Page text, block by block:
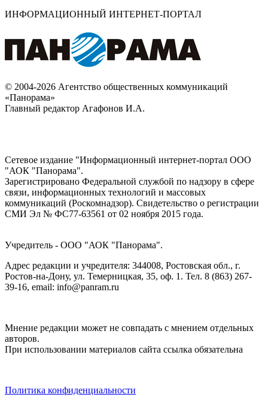
ИНФОРМАЦИОННЫЙ ИНТЕРНЕТ-ПОРТАЛ
© 2004-2026 Агентство общественных коммуникаций
«Панорама»
Главный редактор Агафонов И.А.
Сетевое издание "Информационный интернет-портал ООО
"АОК "Панорама".
Зарегистрировано Федеральной службой по надзору в сфере
связи, информационных технологий и массовых
коммуникаций (Роскомнадзор). Cвидетельство о регистрации
СМИ Эл № ФС77-63561 от 02 ноября 2015 года.
Учредитель - ООО "АОК "Панорама".
Адрес редакции и учредителя: 344008, Ростовская обл., г.
Ростов-на-Дону, ул. Темерницкая, 35, оф. 1. Тел. 8 (863) 267-
39-16, email: info@panram.ru
Мнение редакции может не совпадать с мнением отдельных
авторов.
При использовании материалов сайта ссылка обязательна
Политика конфиденциальности